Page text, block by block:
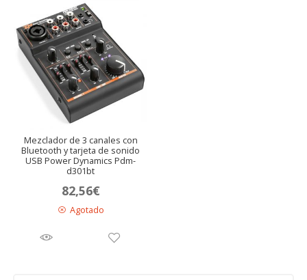
Mezclador de 3 canales con
Bluetooth y tarjeta de sonido
USB Power Dynamics Pdm-
d301bt
82,56€
Agotado